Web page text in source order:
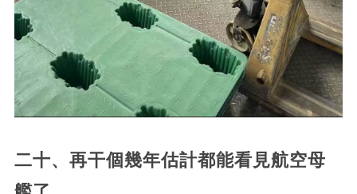
二十、再干個幾年估計都能看見航空母